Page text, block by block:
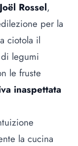
Joël Rossel,
per la
ciotola il
legumi
le fruste
inaspettata
la cucina